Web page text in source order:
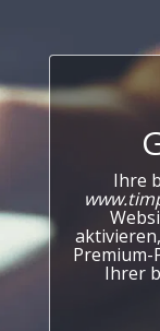
Ihre
Premium-
Ihrer